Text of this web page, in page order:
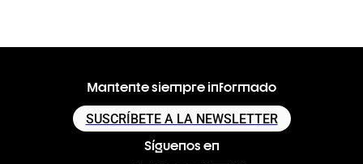
Mantente siempre informado
SUSCRÍBETE A LA NEWSLETTER
Síguenos en